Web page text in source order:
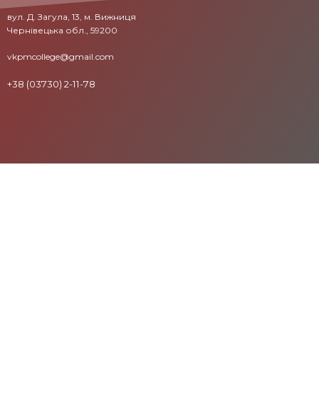
вул. Д. Загула, 13, м. Вижниця
Чернівецька обл., 59200
vkpmcollege@gmail.com
+38 (03730) 2-11-78